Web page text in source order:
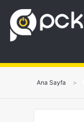
Ana Sayfa >